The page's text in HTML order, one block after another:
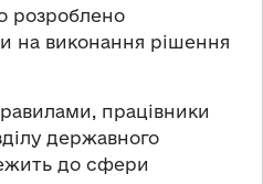
розроблено
на виконання рішення
працівники
державного
до сфери